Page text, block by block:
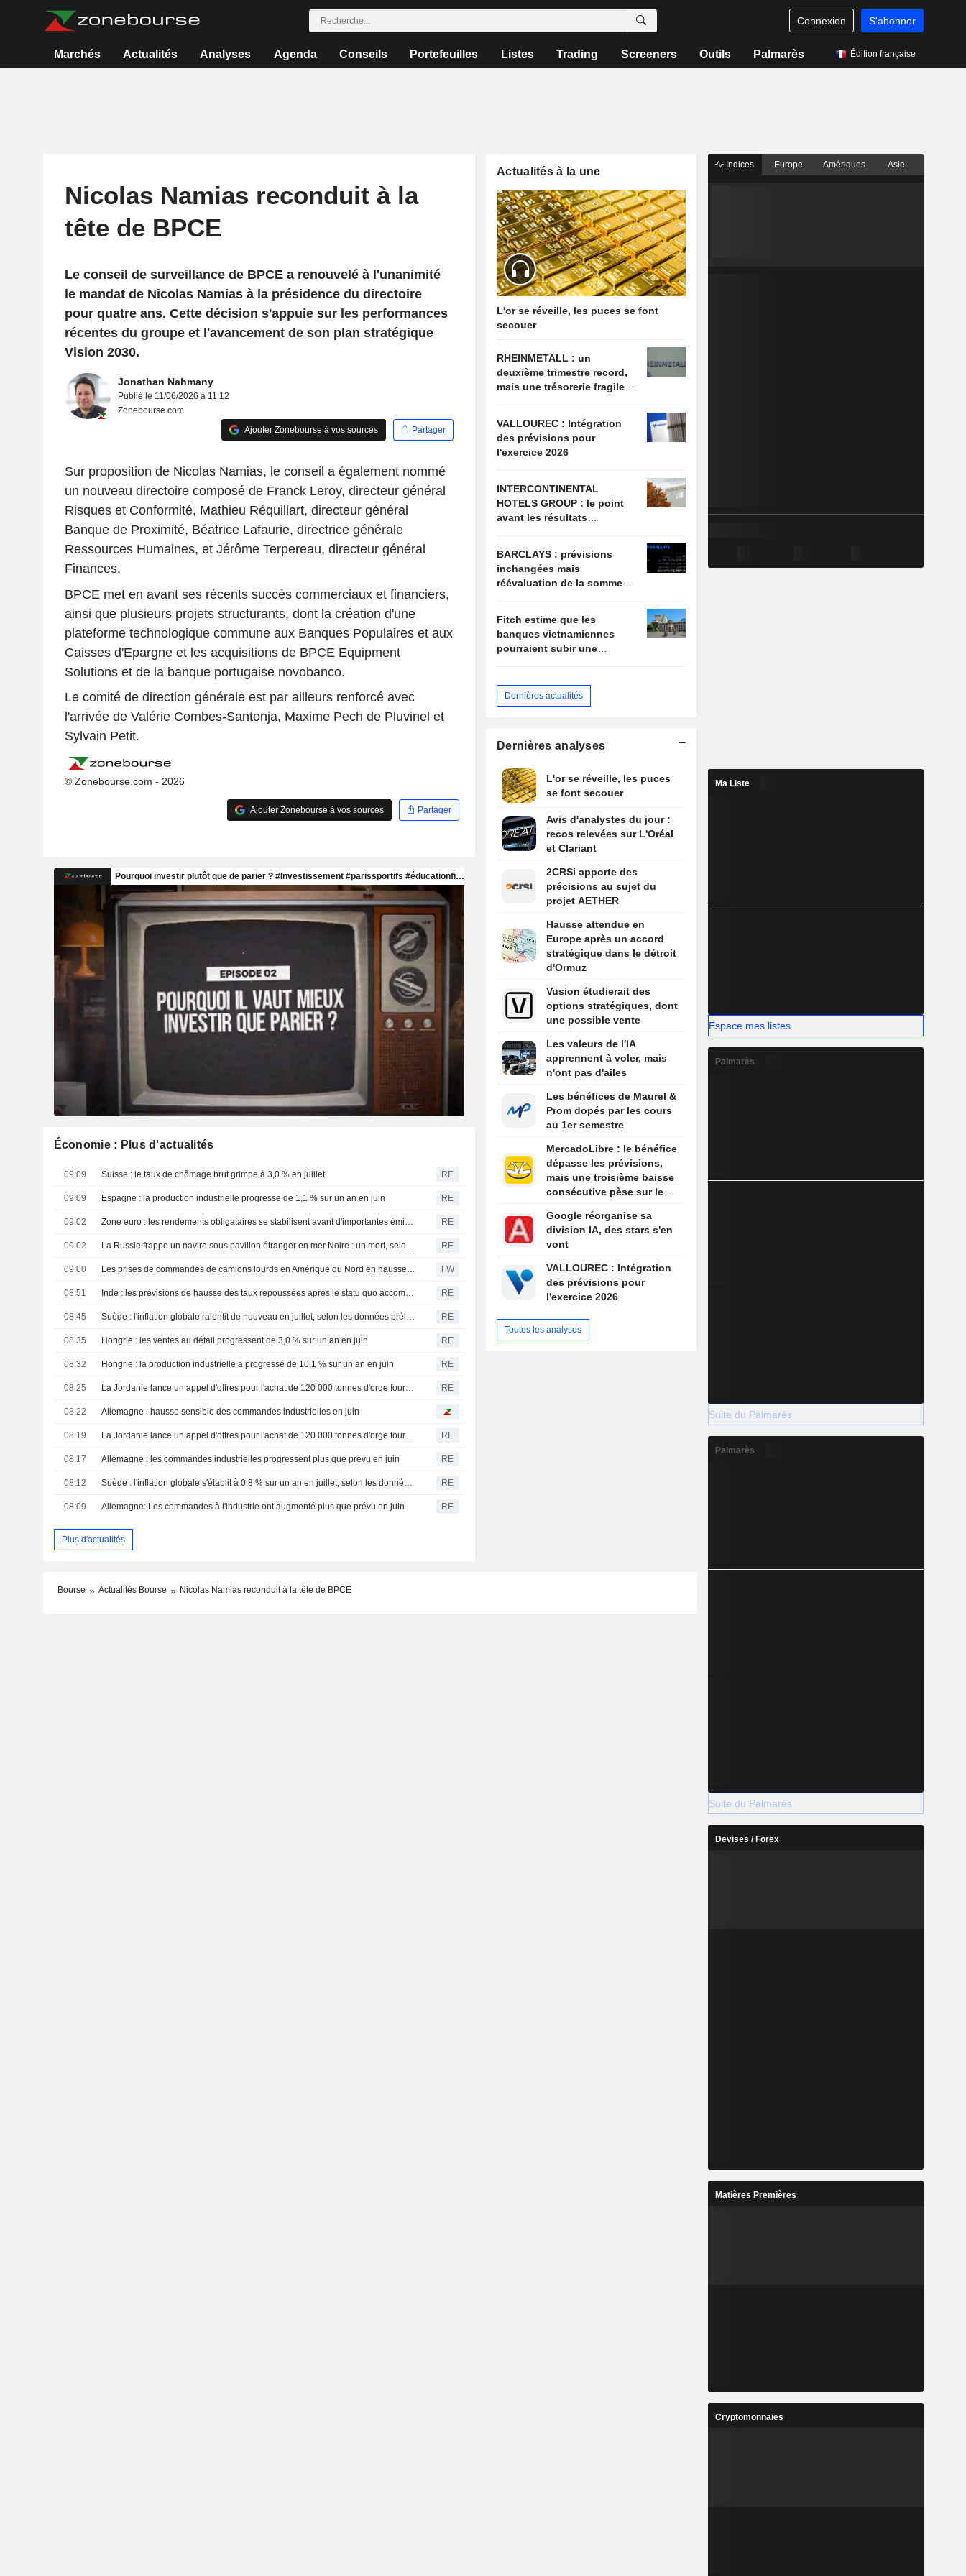
Connexion S'abonner
Marchés Actualités Analyses Agenda Conseils Portefeuilles Listes Trading Screeners Outils Palmarès Édition française
Nicolas Namias reconduit à la
tête de BPCE
Le conseil de surveillance de BPCE a renouvelé à l'unanimité
le mandat de Nicolas Namias à la présidence du directoire
pour quatre ans. Cette décision s'appuie sur les performances
récentes du groupe et l'avancement de son plan stratégique
Vision 2030.
Jonathan Nahmany
Publié le 11/06/2026 à 11:12
Zonebourse.com
Ajouter Zonebourse à vos sources
Partager
Sur proposition de Nicolas Namias, le conseil a également nommé
un nouveau directoire composé de Franck Leroy, directeur général
Risques et Conformité, Mathieu Réquillart, directeur général
Banque de Proximité, Béatrice Lafaurie, directrice générale
Ressources Humaines, et Jérôme Terpereau, directeur général
Finances.
BPCE met en avant ses récents succès commerciaux et financiers,
ainsi que plusieurs projets structurants, dont la création d'une
plateforme technologique commune aux Banques Populaires et aux
Caisses d'Epargne et les acquisitions de BPCE Equipment
Solutions et de la banque portugaise novobanco.
Le comité de direction générale est par ailleurs renforcé avec
l'arrivée de Valérie Combes-Santonja, Maxime Pech de Pluvinel et
Sylvain Petit.
© Zonebourse.com - 2026
Ajouter Zonebourse à vos sources Partager
Économie : Plus d'actualités
09:09 Suisse : le taux de chômage brut grimpe à 3,0 % en juillet RE
09:09 Espagne : la production industrielle progresse de 1,1 % sur un an en juin RE
09:02 Zone euro : les rendements obligataires se stabilisent avant d'importantes émissions françaises RE
09:02 La Russie frappe un navire sous pavillon étranger en mer Noire : un mort, selon le gouverneur d'Odessa RE
09:00 Les prises de commandes de camions lourds en Amérique du Nord en hausse sur un an en juillet - ACT Research (mise à jour) FW
08:51 Inde : les prévisions de hausse des taux repoussées après le statu quo accommodant de la banque centrale RE
08:45 Suède : l'inflation globale ralentit de nouveau en juillet, selon les données préliminaires RE
08:35 Hongrie : les ventes au détail progressent de 3,0 % sur un an en juin RE
08:32 Hongrie : la production industrielle a progressé de 10,1 % sur un an en juin RE
08:25 La Jordanie lance un appel d'offres pour l'achat de 120 000 tonnes d'orge fourragère, selon des négociants RE
08:22 Allemagne : hausse sensible des commandes industrielles en juin
08:19 La Jordanie lance un appel d'offres pour l'achat de 120 000 tonnes d'orge fourragère, selon des négociants RE
08:17 Allemagne : les commandes industrielles progressent plus que prévu en juin RE
08:12 Suède : l'inflation globale s'établit à 0,8 % sur un an en juillet, selon les données préliminaires RE
08:09 Allemagne: Les commandes à l'industrie ont augmenté plus que prévu en juin RE
Plus d'actualités
Actualités à la une
L'or se réveille, les puces se font
secouer
RHEINMETALL : un
deuxième trimestre record,
mais une trésorerie fragile
VALLOUREC : Intégration
des prévisions pour
l'exercice 2026
INTERCONTINENTAL
HOTELS GROUP : le point
avant les résultats
BARCLAYS : prévisions
inchangées mais
réévaluation de la somme
Fitch estime que les
banques vietnamiennes
pourraient subir une
du gouvernement
Dernières actualités
Dernières analyses
L'or se réveille, les puces
se font secouer
Avis d'analystes du jour :
recos relevées sur L'Oréal
et Clariant
2CRSi apporte des
précisions au sujet du
projet AETHER
Hausse attendue en
Europe après un accord
stratégique dans le détroit
d'Ormuz
Vusion étudierait des
options stratégiques, dont
une possible vente
Les valeurs de l'IA
apprennent à voler, mais
n'ont pas d'ailes
Les bénéfices de Maurel &
Prom dopés par les cours
au 1er semestre
MercadoLibre : le bénéfice
dépasse les prévisions,
mais une troisième baisse
consécutive pèse sur le
Google réorganise sa
division IA, des stars s'en
vont
VALLOUREC : Intégration
des prévisions pour
l'exercice 2026
Toutes les analyses
Bourse Actualités Bourse Nicolas Namias reconduit à la tête de BPCE
Indices Europe Amériques Asie
Ma Liste
Espace mes listes
Palmarès
Suite du Palmarès
Palmarès
Suite du Palmarès
Devises / Forex
Matières Premières
Cryptomonnaies